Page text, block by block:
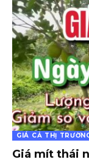
GIÁ CẢ THỊ
Giá mít thái